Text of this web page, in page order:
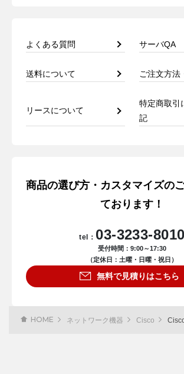
よくある質問 サーバQA
送料について ご注文方法
リースについて
特定商取引
記
商品の選び方・カスタマイズの
ております！
tel： 03-3233-8010
受付時間：9:00～17:30
（定休日：土曜・日曜・祝日）
無料で見積りはこちら
HOME ネットワーク機器 Cisco